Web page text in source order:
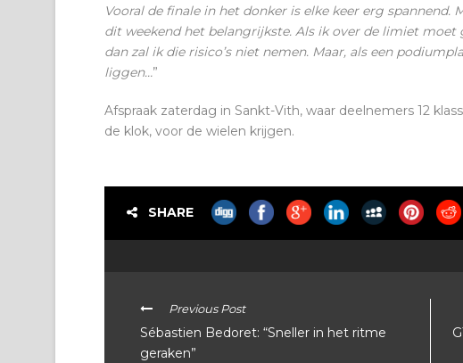
Vooral de finale in het donker is elke keer erg spannend.
dit weekend het belangrijkste. Als ik over de limiet moet
dan zal ik die risico’s niet nemen. Maar, als een
liggen…”
Afspraak zaterdag in Sankt-Vith, waar deelnemers 12
de klok, voor de wielen krijgen.
SHARE
Previous Post
Sébastien Bedoret: “Sneller in het ritme
geraken”